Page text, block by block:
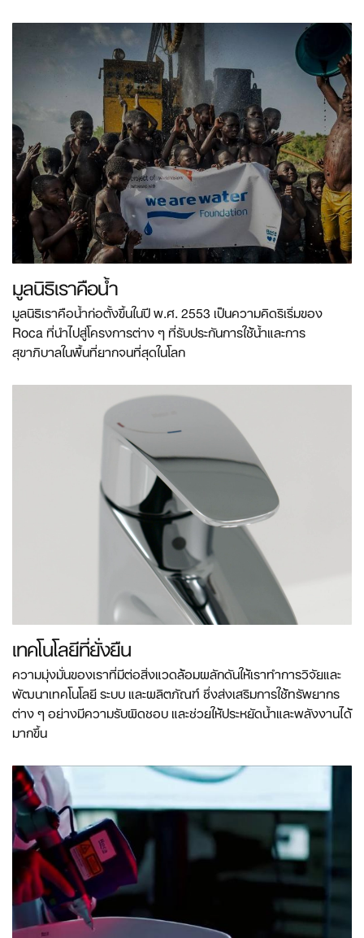
มูลนิธิเราคือน้ำ
มูลนิธิเราคือน้ำก่อตั้งขึ้นในปี พ.ศ. 2553 เป็นความคิดริเริ่มของ
Roca ที่นำไปสู่โครงการต่าง ๆ ที่รับประกันการใช้น้ำและการ
สุขาภิบาลในพื้นที่ยากจนที่สุดในโลก
เทคโนโลยีที่ยั่งยืน
ความมุ่งมั่นของเราที่มีต่อสิ่งแวดล้อมผลักดันให้เราทำการวิจัยและ
พัฒนาเทคโนโลยี ระบบ และผลิตภัณฑ์ ซึ่งส่งเสริมการใช้ทรัพยากร
ต่าง ๆ อย่างมีความรับผิดชอบ และช่วยให้ประหยัดน้ำและพลังงานได้
มากขึ้น